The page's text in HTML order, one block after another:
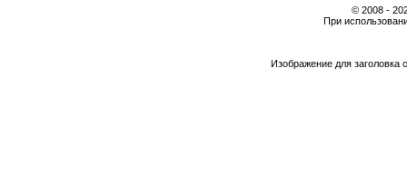
© 2008 -
При
Изображение для